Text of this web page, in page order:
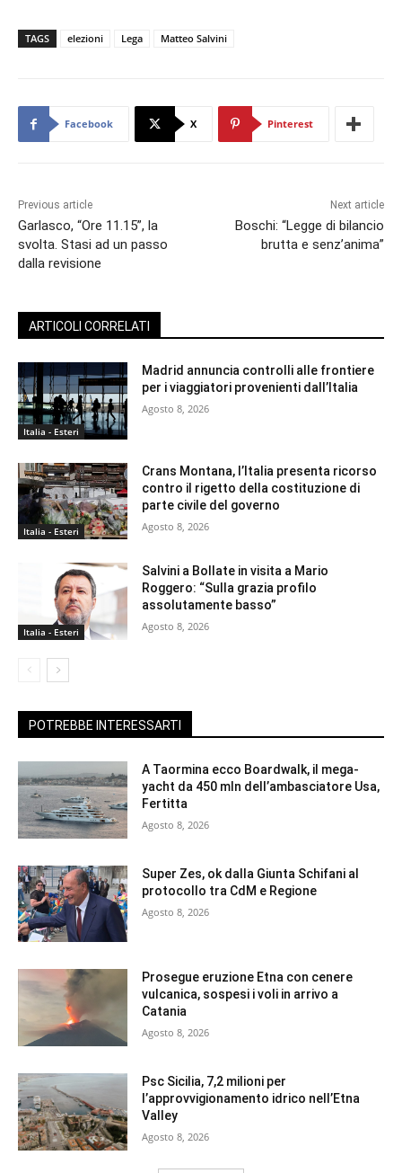
TAGS elezioni Lega Matteo Salvini
Facebook X Pinterest
Previous article
Garlasco, “Ore 11.15”, la
svolta. Stasi ad un passo
dalla revisione
Next article
Boschi: “Legge di bilancio
brutta e senz’anima”
ARTICOLI CORRELATI
Italia - Esteri
Madrid annuncia controlli alle frontiere
per i viaggiatori provenienti dall’Italia
Agosto 8, 2026
Italia - Esteri
Crans Montana, l’Italia presenta ricorso
contro il rigetto della costituzione di
parte civile del governo
Agosto 8, 2026
Italia - Esteri
Salvini a Bollate in visita a Mario
Roggero: “Sulla grazia profilo
assolutamente basso”
Agosto 8, 2026
POTREBBE INTERESSARTI
A Taormina ecco Boardwalk, il mega-
yacht da 450 mln dell’ambasciatore Usa,
Fertitta
Agosto 8, 2026
Super Zes, ok dalla Giunta Schifani al
protocollo tra CdM e Regione
Agosto 8, 2026
Prosegue eruzione Etna con cenere
vulcanica, sospesi i voli in arrivo a
Catania
Agosto 8, 2026
Psc Sicilia, 7,2 milioni per
l’approvvigionamento idrico nell’Etna
Valley
Agosto 8, 2026